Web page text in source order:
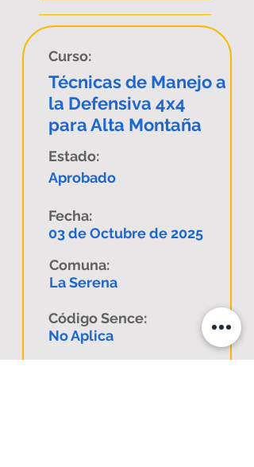
Curso:
Técnicas de Manejo a
la Defensiva 4x4
para Alta Montaña
Estado:
Aprobado
Fecha:
03 de Octubre de 2025
Comuna:
La Serena
Código Sence:
No Aplica